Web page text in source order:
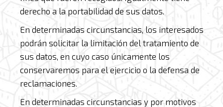
derecho a la portabilidad de sus datos.
En determinadas circunstancias, los interesados
podrán solicitar la limitación del tratamiento de
sus datos, en cuyo caso únicamente los
conservaremos para el ejercicio o la defensa de
reclamaciones.
En determinadas circunstancias y por motivos